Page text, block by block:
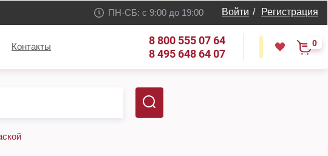
ПН-СБ: с 9:00 до 19:00 Войти / Регистрация
Контакты
8 800 555 07 64
8 495 648 64 07
0